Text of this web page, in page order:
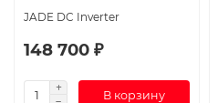
JADE DC Inverter
148 700 ₽
В корзину